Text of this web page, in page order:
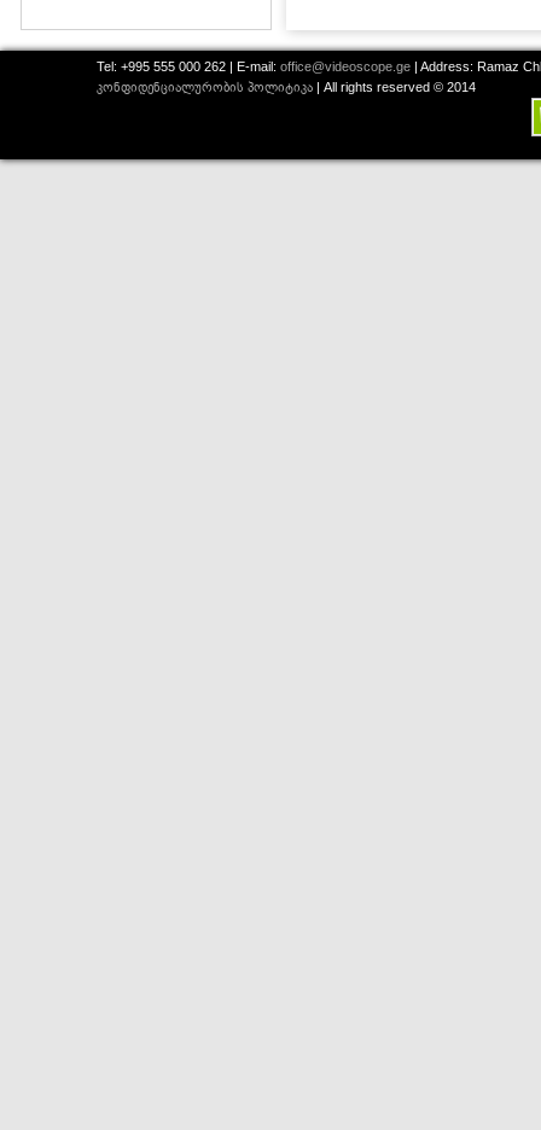
Tel: +995 555 000 262 | E-mail: office@videoscope.ge | Address: Ramaz
კონფიდენციალურობის პოლიტიკა | All rights reserved © 2014